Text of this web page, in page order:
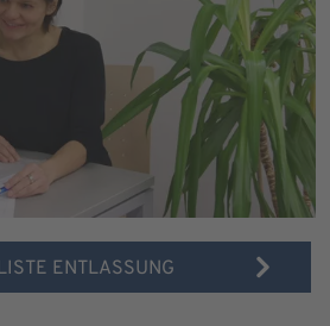
ENTLASSUNG